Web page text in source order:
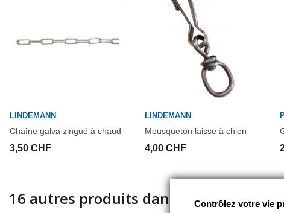
LINDEMANN
Chaîne galva zingué à chaud
3,50 CHF
LINDEMANN
Mousqueton laisse à chien
4,00 CHF
16 autres produits dans la mêmeContrôlez votre vie